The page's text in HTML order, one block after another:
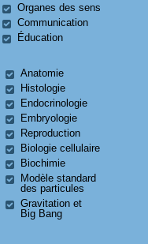
Organes des sens
Communication
Éducation
Anatomie
Histologie
Endocrinologie
Embryologie
Reproduction
Biologie cellulaire
Biochimie
Modèle standard
des particules
Gravitation et
Big Bang